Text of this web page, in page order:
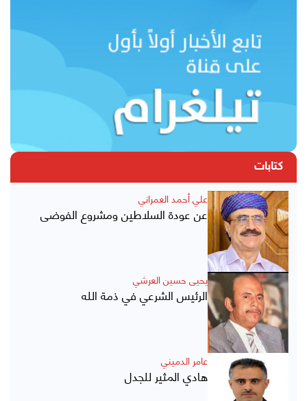
كتابات
علي أحمد العمراني
عن عودة السلاطين ومشروع الفوضى
يحيى حسين العرشي
الرئيس الشرعي في ذمة الله
عامر الدميني
هادي المثير للجدل